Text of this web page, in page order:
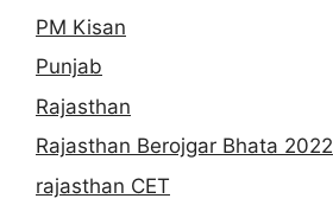
PM Kisan
Punjab
Rajasthan
Rajasthan Berojgar Bhata 2022
rajasthan CET